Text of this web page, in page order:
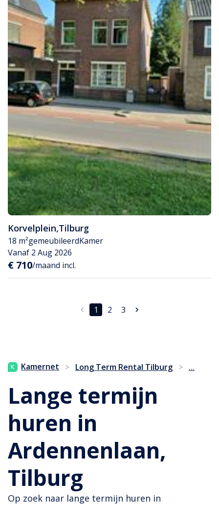
Korvelplein,Tilburg
18 m²gemeubileerdKamer
Vanaf 2 Aug 2026
€ 710/maand incl.
1 2 3
Kamernet > Long Term Rental Tilburg > ...
Lange termijn
huren in
Ardennenlaan,
Tilburg
Op zoek naar lange termijn huren in